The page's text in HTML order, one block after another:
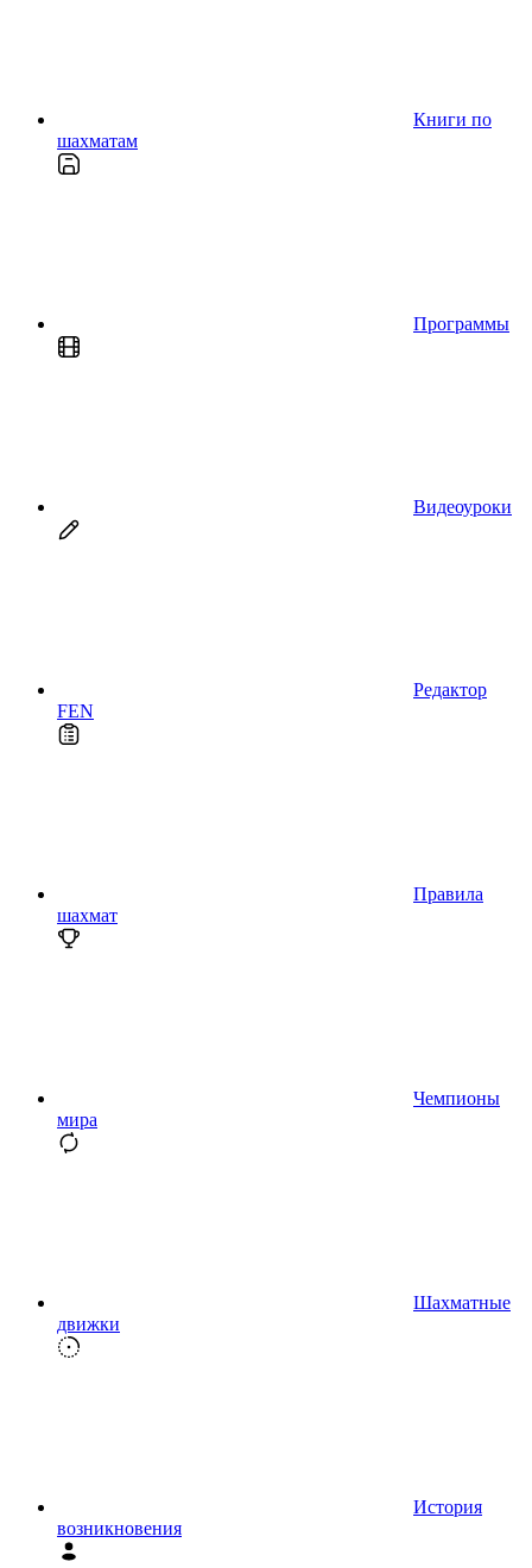
Книги по
шахматам
Программы
Видеоуроки
Редактор
FEN
Правила
шахмат
Чемпионы
мира
Шахматные
движки
История
возникновения